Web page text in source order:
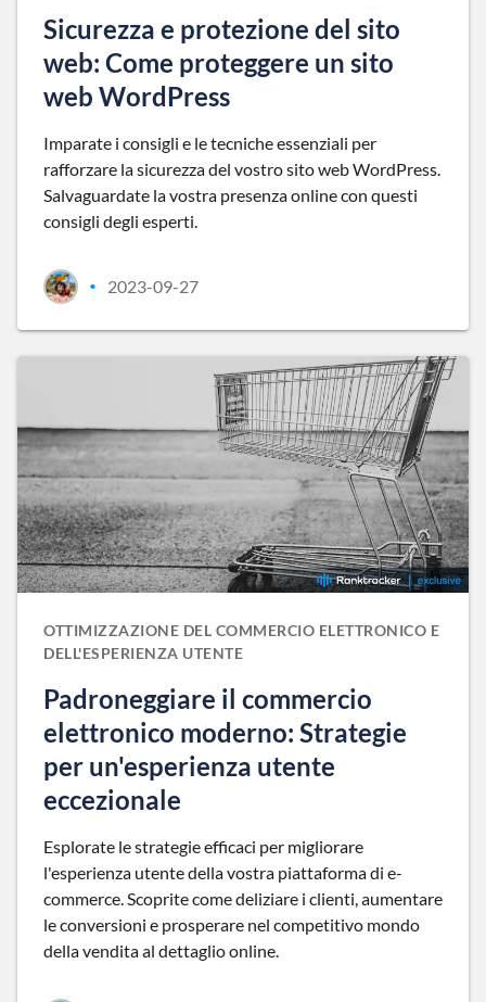
Sicurezza e protezione del sito
web: Come proteggere un sito
web WordPress
Imparate i consigli e le tecniche essenziali per
rafforzare la sicurezza del vostro sito web WordPress.
Salvaguardate la vostra presenza online con questi
consigli degli esperti.
• 2023-09-27
OTTIMIZZAZIONE DEL COMMERCIO ELETTRONICO E
DELL'ESPERIENZA UTENTE
Padroneggiare il commercio
elettronico moderno: Strategie
per un'esperienza utente
eccezionale
Esplorate le strategie efficaci per migliorare
l'esperienza utente della vostra piattaforma di e-
commerce. Scoprite come deliziare i clienti, aumentare
le conversioni e prosperare nel competitivo mondo
della vendita al dettaglio online.